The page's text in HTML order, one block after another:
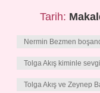
Tarih:
Nermin Bezmen
Tolga Akış kiminle
Tolga Akış ve Zeynep